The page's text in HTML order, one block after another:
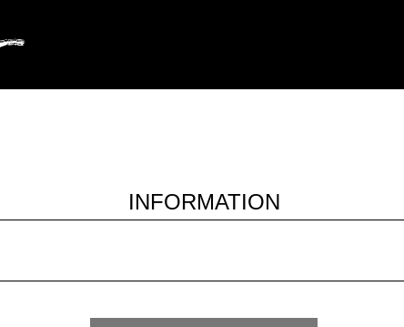
INFORMATION